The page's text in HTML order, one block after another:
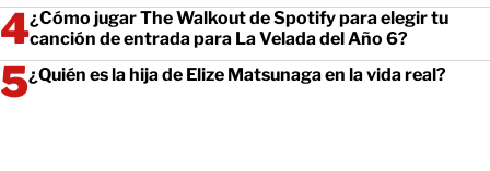
¿Cómo jugar The Walkout de Spotify para elegir tu
canción de entrada para La Velada del Año 6?
¿Quién es la hija de Elize Matsunaga en la vida real?